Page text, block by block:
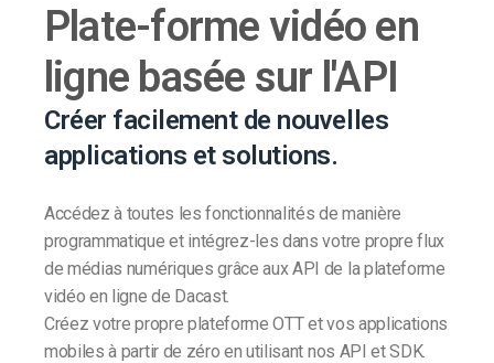
Plate-forme vidéo en
ligne basée sur l'API
Créer facilement de nouvelles
applications et solutions.
Accédez à toutes les fonctionnalités de manière
programmatique et intégrez-les dans votre propre flux
de médias numériques grâce aux API de la plateforme
vidéo en ligne de Dacast.
Créez votre propre plateforme OTT et vos applications
mobiles à partir de zéro en utilisant nos API et SDK.